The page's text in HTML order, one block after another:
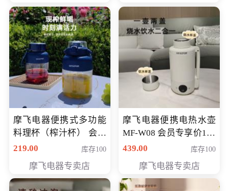
摩飞电器便携式多功能
料理杯（榨汁杯） 会员
专享价118元
219.00 库存100
摩飞电器专卖店
摩飞电器便携电热水壶
MF-W08 会员专享价198
元
439.00 库存100
摩飞电器专卖店